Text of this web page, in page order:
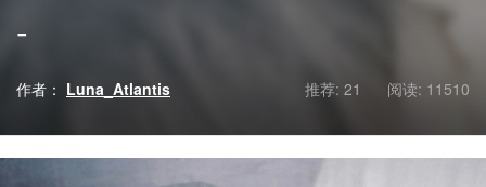
-
作者： Luna_Atlantis 推荐: 21 阅读: 11510